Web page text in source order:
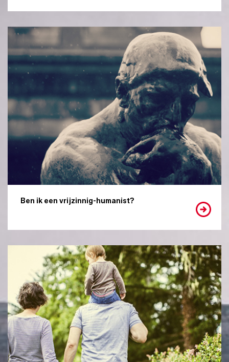
Ben ik een vrijzinnig-humanist?